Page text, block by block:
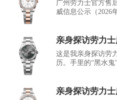
广州劳力士官方售
威信息公示（2026
亲身探访劳力
这是我亲身探访劳
历。手里的“黑水鬼
亲身探访劳力